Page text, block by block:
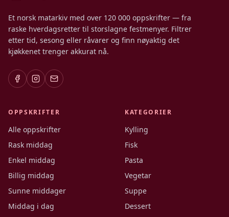
Et norsk matarkiv med over 120 000 oppskrifter — fra
raske hverdagsretter til storslagne festmenyer. Filtrer
etter tid, sesong eller råvarer og finn nøyaktig det
kjøkkenet trenger akkurat nå.
OPPSKRIFTER
Alle oppskrifter
Rask middag
Enkel middag
Billig middag
Sunne middager
Middag i dag
KATEGORIER
Kylling
Fisk
Pasta
Vegetar
Suppe
Dessert